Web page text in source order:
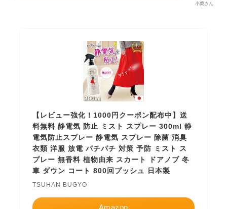
小栗さん
【レビュー強化！1000円クーポン配布中】送
料無料 静電気 防止 ミスト スプレー 300ml 静
電気防止スプレー 静電気 スプレー 除菌 消臭
衣類 洋服 放電 パチパチ 対策 予防 ミスト ス
プレー 無香料 植物由来 スカート ドアノブ 冬
車 ダウン コート 800回プッシュ 日本製
TSUHAN BUGYO